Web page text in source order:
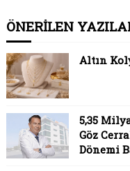
ÖNERİLEN
Altın
5,35
Göz
Dönemi